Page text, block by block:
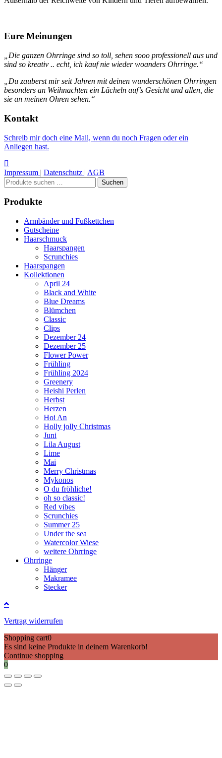
Eure Meinungen
„Die ganzen Ohrringe sind so toll, sehen sooo professionell aus und
sind so kreativ .. echt, ich kauf nie wieder woanders Ohrringe.“
„Du zauberst mir seit Jahren mit deinen wunderschönen Ohrringen
besonders an Weihnachten ein Lächeln auf’s Gesicht und allen, die
sie an meinen Ohren sehen.“
Kontakt
Schreib mir doch eine Mail, wenn du noch Fragen oder ein
Anliegen hast.
Impressum | Datenschutz | AGB
Suchen
nach:
Suchen
Produkte
Armbänder und Fußkettchen
Gutscheine
Haarschmuck
Haarspangen
Scrunchies
Haarspangen
Kollektionen
April 24
Black and White
Blue Dreams
Blümchen
Classic
Clips
Dezember 24
Dezember 25
Flower Power
Frühling
Frühling 2024
Greenery
Heishi Perlen
Herbst
Herzen
Hoi An
Holly jolly Christmas
Juni
Lila August
Lime
Mai
Merry Christmas
Mykonos
O du fröhliche!
oh so classic!
Red vibes
Scrunchies
Summer 25
Under the sea
Watercolor Wiese
weitere Ohrringe
Ohrringe
Hänger
Makramee
Stecker
Vertrag widerrufen
Shopping cart0
Es sind keine Produkte in deinem Warenkorb!
Continue shopping
0